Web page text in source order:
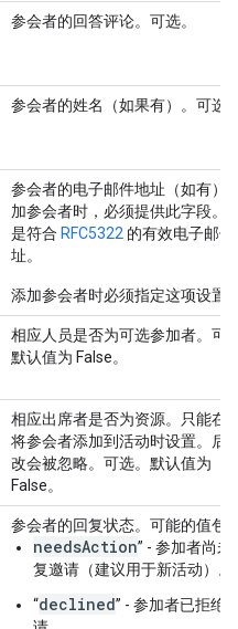
参会者的回答评论。可选。
参会者的姓名（如果有）。可选
参会者的电子邮件地址（如有）
加参会者时，必须提供此字段。
是符合 RFC5322 的有效电子邮件
址。
添加参会者时必须指定这项设置
相应人员是否为可选参加者。可
默认值为 False。
相应出席者是否为资源。只能在
将参会者添加到活动时设置。后
改会被忽略。可选。默认值为
False。
参会者的回复状态。可能的值包
needsAction” - 参加者尚未
复邀请（建议用于新活动）。
“declined” - 参加者已拒绝